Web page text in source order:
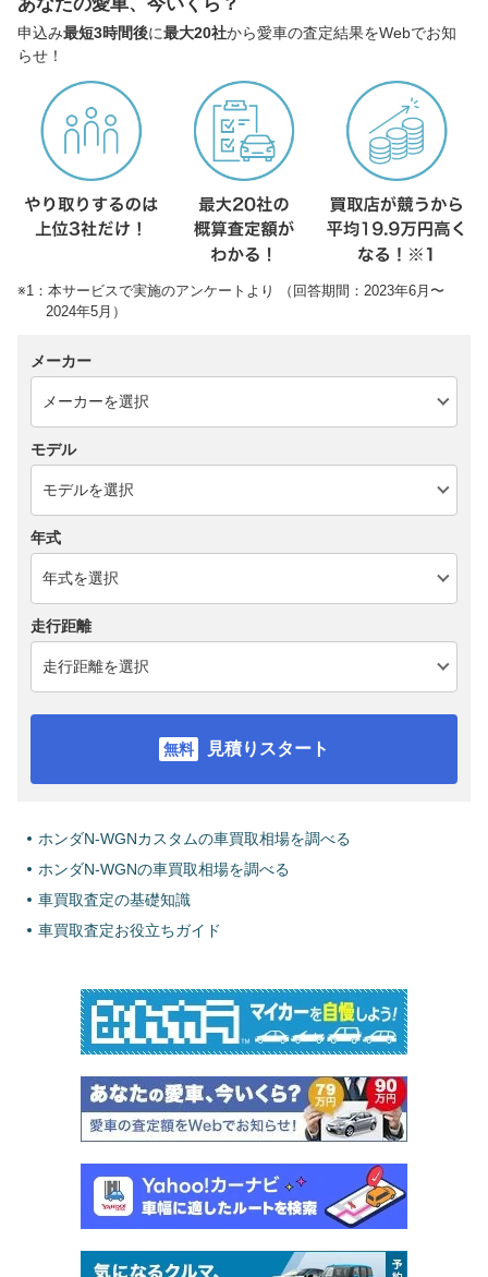
申込み最短3時間後に最大20社から愛車の査定結果をWebでお知
らせ！
※1：本サービスで実施のアンケートより （回答期間：2023年6月〜
2024年5月）
メーカー
モデル
年式
走行距離
見積りスタート
ホンダN-WGNカスタムの車買取相場を調べる
ホンダN-WGNの車買取相場を調べる
車買取査定の基礎知識
車買取査定お役立ちガイド